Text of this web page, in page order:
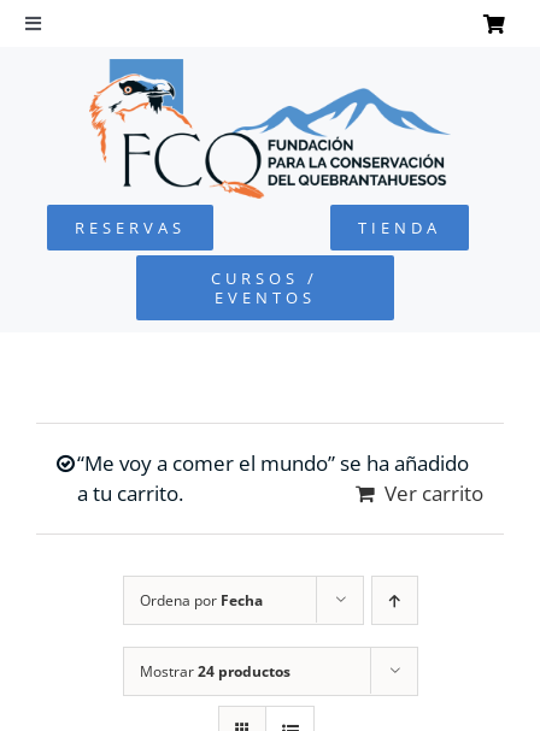
Saltar
Toggle
Navigation
QUEBRANTAHUESOS
FUNDACIÓN
RESERVAS TIENDA
CURSOS /
EVENTOS
“Me voy a comer el mundo” se ha añadido
a tu carrito.
Ver carrito
Ordena por Fecha
Mostrar24 productos